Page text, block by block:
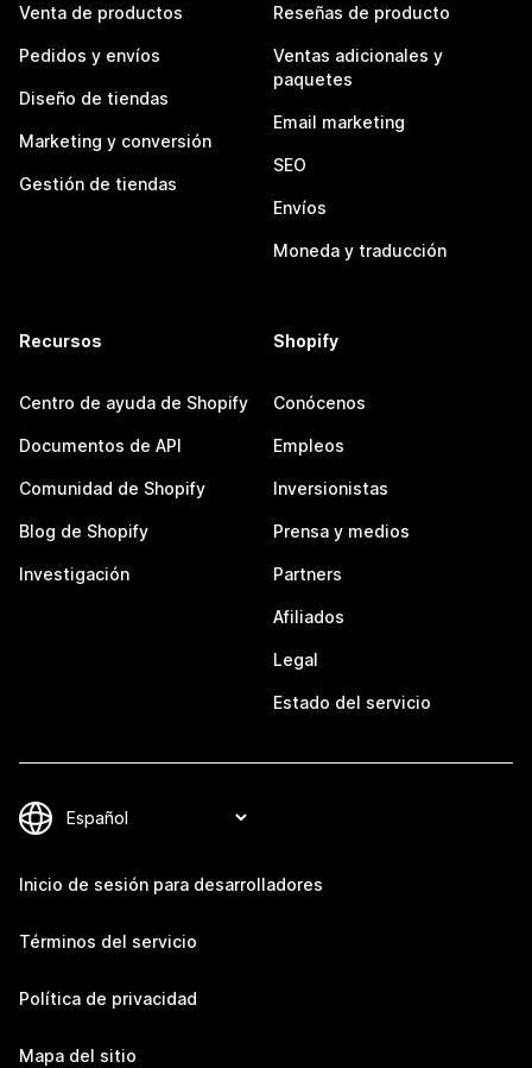
Venta de productos
Pedidos y envíos
Diseño de tiendas
Marketing y conversión
Gestión de tiendas
Reseñas de producto
Ventas adicionales y
paquetes
Email marketing
SEO
Envíos
Moneda y traducción
Recursos
Centro de ayuda de Shopify
Documentos de API
Comunidad de Shopify
Blog de Shopify
Investigación
Shopify
Conócenos
Empleos
Inversionistas
Prensa y medios
Partners
Afiliados
Legal
Estado del servicio
Inicio de sesión para desarrolladores
Términos del servicio
Política de privacidad
Mapa del sitio